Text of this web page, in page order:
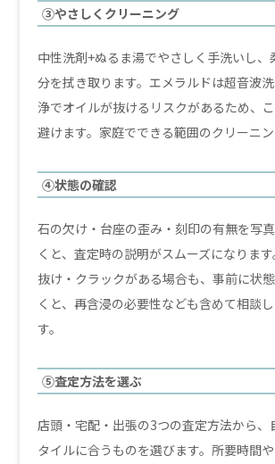
③やさしくクリーニング
中性洗剤+ぬるま湯でやさしく手洗いし、
分を拭き取ります。エメラルドは超音波
浄でオイルが抜けるリスクがあるため、
避けます。家庭でできる範囲のクリーニン
④状態の確認
石の欠け・台座の歪み・刻印の有無を写
くと、査定時の説明がスムーズになりま
抜け・クラックがある場合も、事前に状
くと、再含浸の必要性なども含めて相談
す。
⑤査定方法を選ぶ
店頭・宅配・出張の3つの査定方法から、
タイルに合うものを選びます。所要時間